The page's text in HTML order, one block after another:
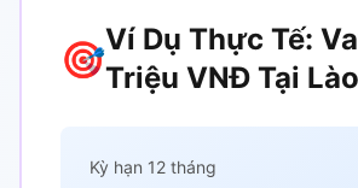
🎯Ví Dụ Thực Tế:
Triệu VNĐ Tại
Kỳ hạn 12 tháng